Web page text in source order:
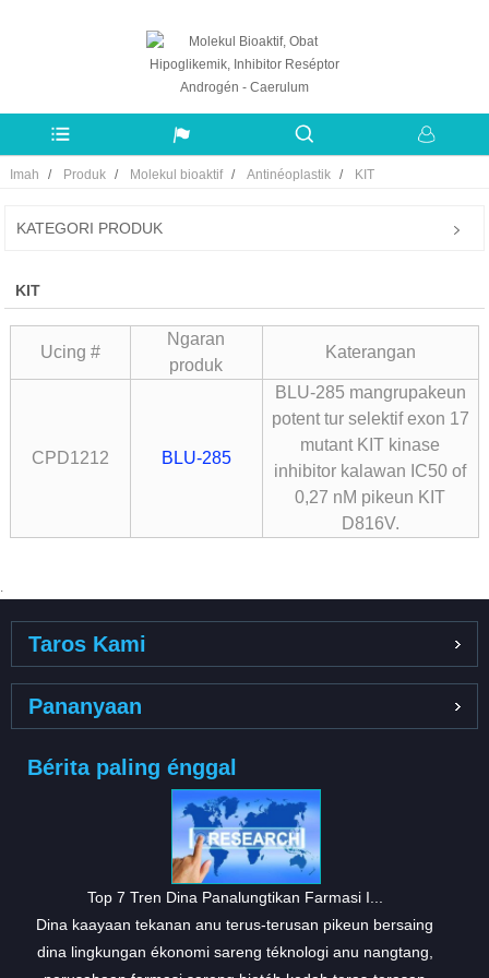
Imah Produk Molekul bioaktif Antinéoplastik KIT
KATEGORI PRODUK
KIT
Ucing #
Ngaran
produk
Katerangan
CPD1212 BLU-285
BLU-285 mangrupakeun
potent tur selektif exon 17
mutant KIT kinase
inhibitor kalawan IC50 of
0,27 nM pikeun KIT
D816V.
.
Taros Kami
Pananyaan
Bérita paling énggal
Top 7 Tren Dina Panalungtikan Farmasi I...
Dina kaayaan tekanan anu terus-terusan pikeun bersaing
dina lingkungan ékonomi sareng téknologi anu nangtang,